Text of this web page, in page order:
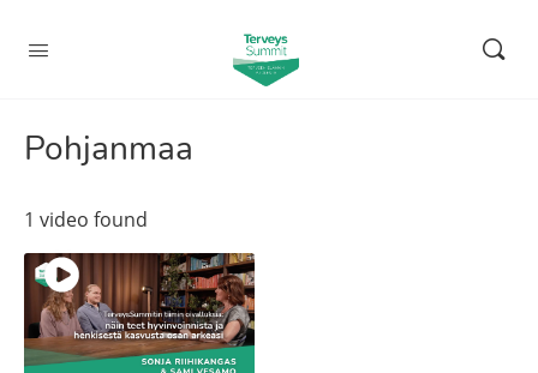
Pohjanmaa
1 video found